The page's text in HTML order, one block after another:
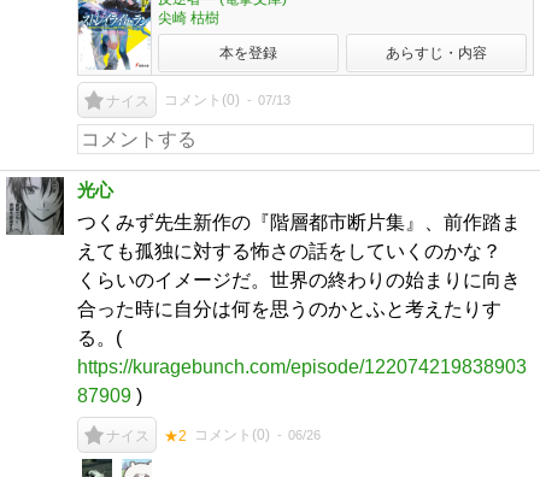
尖崎 枯樹
本を登録 あらすじ・内容
ナイス コメント(0) 07/13
光心
つくみず先生新作の『階層都市断片集』、前作踏ま
えても孤独に対する怖さの話をしていくのかな？
くらいのイメージだ。世界の終わりの始まりに向き
合った時に自分は何を思うのかとふと考えたりす
る。(
https://kuragebunch.com/episode/122074219838903
87909 )
ナイス ★2 コメント(0) 06/26